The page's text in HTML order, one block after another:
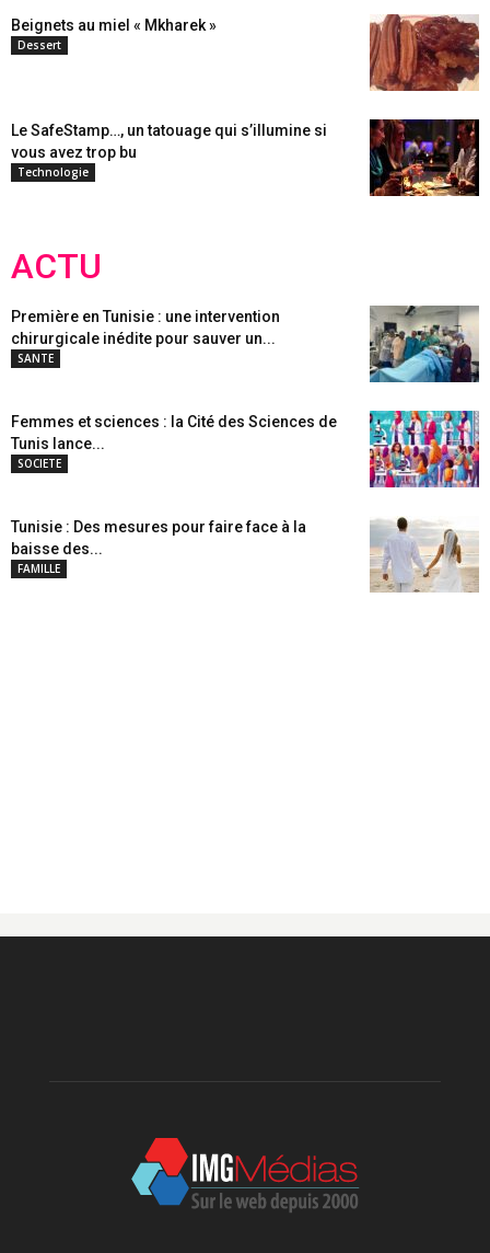
Beignets au miel « Mkharek »
Dessert
Le SafeStamp…, un tatouage qui s’illumine si
vous avez trop bu
Technologie
ACTU
Première en Tunisie : une intervention
chirurgicale inédite pour sauver un...
SANTE
Femmes et sciences : la Cité des Sciences de
Tunis lance...
SOCIETE
Tunisie : Des mesures pour faire face à la
baisse des...
FAMILLE